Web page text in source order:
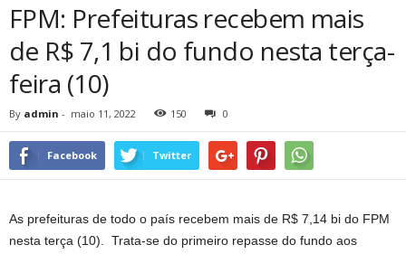
FPM: Prefeituras recebem mais
de R$ 7,1 bi do fundo nesta terça-
feira (10)
By admin - maio 11, 2022 150 0
Facebook Twitter
As prefeituras de todo o país recebem mais de R$ 7,14 bi do FPM
nesta terça (10). Trata-se do primeiro repasse do fundo aos